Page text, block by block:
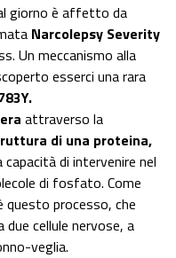
giorno è affetto da
Narcolepsy Severity
Un meccanismo alla
esserci una rara
attraverso la
di una proteina,
di intervenire nel
di fosfato. Come
processo, che
cellule nervose, a
veglia.